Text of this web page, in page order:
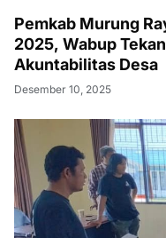
Pemkab Murung
2025, Wabup
Akuntabilitas Desa
Desember 10, 2025